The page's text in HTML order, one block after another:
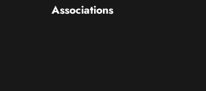
Associations